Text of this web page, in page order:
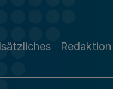
Redaktion